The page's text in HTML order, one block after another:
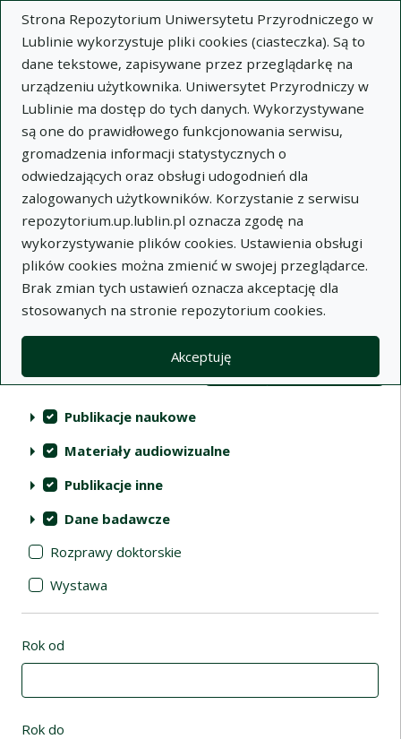
Strona Repozytorium Uniwersytetu Przyrodniczego w
Lublinie wykorzystuje pliki cookies (ciasteczka). Są to
dane tekstowe, zapisywane przez przeglądarkę na
urządzeniu użytkownika. Uniwersytet Przyrodniczy w
Lublinie ma dostęp do tych danych. Wykorzystywane
są one do prawidłowego funkcjonowania serwisu,
gromadzenia informacji statystycznych o
odwiedzających oraz obsługi udogodnień dla
zalogowanych użytkowników. Korzystanie z serwisu
repozytorium.up.lublin.pl oznacza zgodę na
wykorzystywanie plików cookies. Ustawienia obsługi
plików cookies można zmienić w swojej przeglądarce.
Brak zmian tych ustawień oznacza akceptację dla
stosowanych na stronie repozytorium cookies.
Akceptuję
Wyszukaj
Repozytorium Uniwersytetu
Przyrodniczego w Lublinie
Kolekcje
Lista wyników wyszukiwania
Filtry wyszukiwania (automatyczne
Akcje na kolekcjach
Kolekcje (automatyczne przeładowanie treści)
Publikacje naukowe
Materiały audiowizualne
Publikacje inne
Dane badawcze
Rozprawy doktorskie
Wystawa
Rok od
Rok do